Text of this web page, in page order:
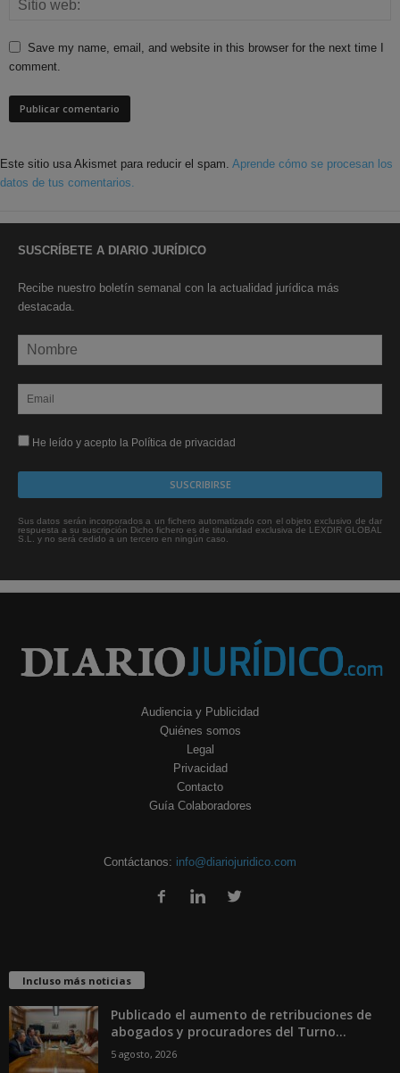
Save my name, email, and website in this browser for the next time I
comment.
Este sitio usa Akismet para reducir el spam. Aprende cómo se procesan los
datos de tus comentarios.
SUSCRÍBETE A DIARIO JURÍDICO
Recibe nuestro boletín semanal con la actualidad jurídica más
destacada.
He leído y acepto la Política de privacidad
Sus datos serán incorporados a un fichero automatizado con el objeto exclusivo de dar
respuesta a su suscripción Dicho fichero es de titularidad exclusiva de LEXDIR GLOBAL
S.L. y no será cedido a un tercero en ningún caso.
Audiencia y Publicidad
Quiénes somos
Legal
Privacidad
Contacto
Guía Colaboradores
Contáctanos: info@diariojuridico.com
Incluso más noticias
Publicado el aumento de retribuciones de
abogados y procuradores del Turno...
5 agosto, 2026